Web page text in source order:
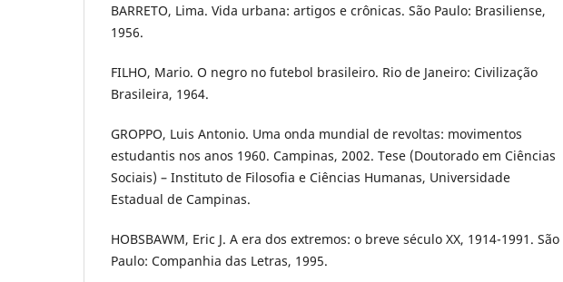
BARRETO, Lima. Vida urbana: artigos e crônicas. São Paulo: Brasiliense,
1956.
FILHO, Mario. O negro no futebol brasileiro. Rio de Janeiro: Civilização
Brasileira, 1964.
GROPPO, Luis Antonio. Uma onda mundial de revoltas: movimentos
estudantis nos anos 1960. Campinas, 2002. Tese (Doutorado em Ciências
Sociais) – Instituto de Filosofia e Ciências Humanas, Universidade
Estadual de Campinas.
HOBSBAWM, Eric J. A era dos extremos: o breve século XX, 1914-1991. São
Paulo: Companhia das Letras, 1995.